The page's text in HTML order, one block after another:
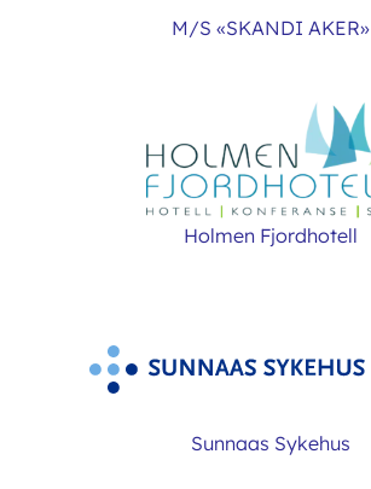
M/S «SKANDI AKER»
Holmen Fjordhotell
Sunnaas Sykehus